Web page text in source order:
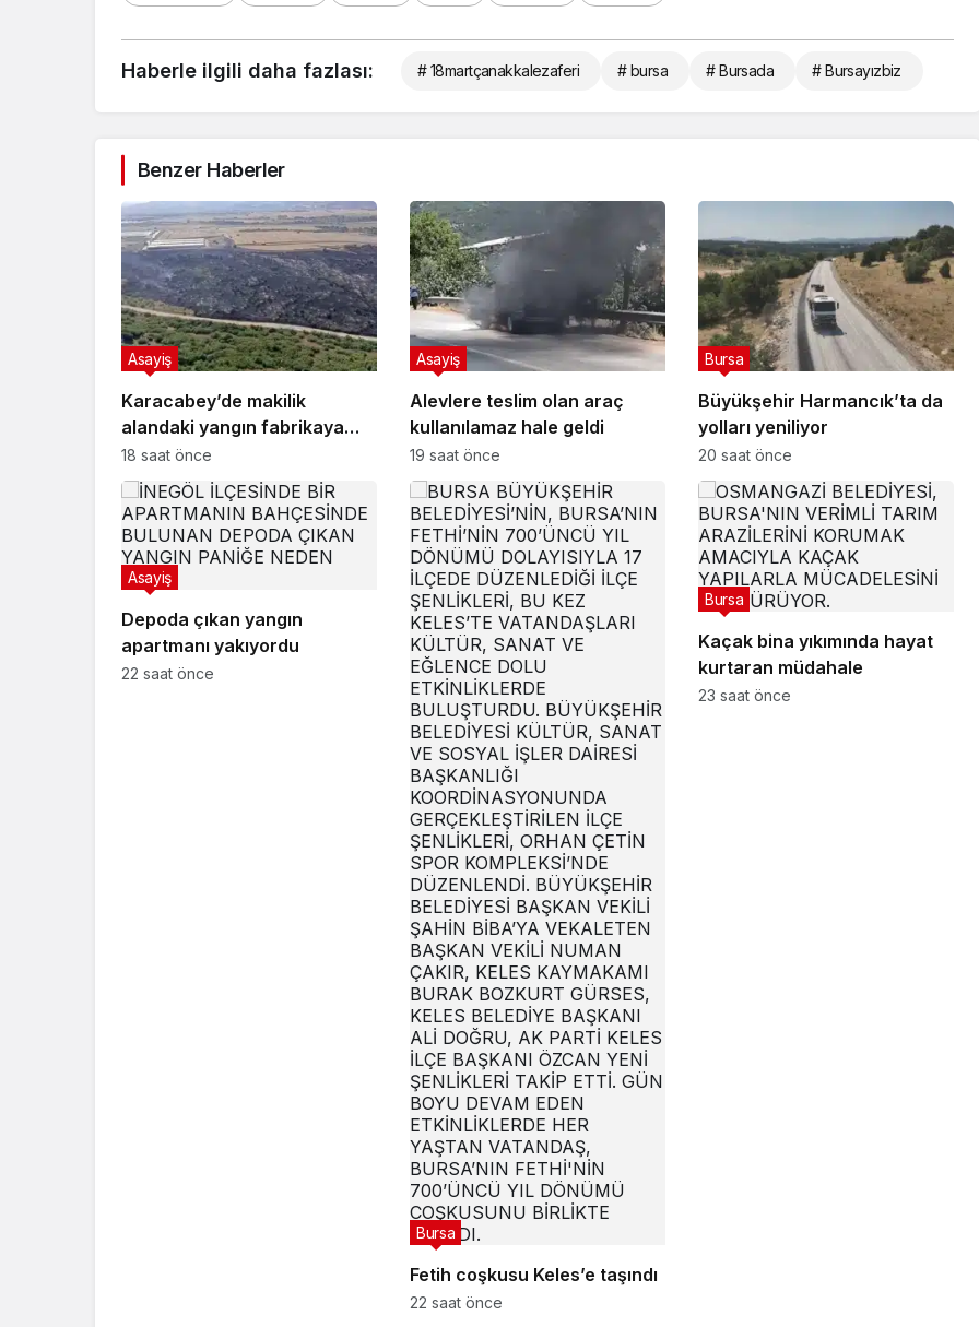
Haberle ilgili daha fazlası: # 18martçanakkalezaferi # bursa # Bursada # Bursayızbiz
Benzer Haberler
Karacabey’de makilik
alandaki yangın fabrikaya
ulaşmadan söndürüldü
Asayiş
18 saat önce
Alevlere teslim olan araç
kullanılamaz hale geldi
Asayiş
19 saat önce
Büyükşehir Harmancık’ta da
yolları yeniliyor
Bursa
20 saat önce
Depoda çıkan yangın
apartmanı yakıyordu
Asayiş
22 saat önce
Fetih coşkusu Keles’e taşındı
Bursa
22 saat önce
Kaçak bina yıkımında hayat
kurtaran müdahale
Bursa
23 saat önce